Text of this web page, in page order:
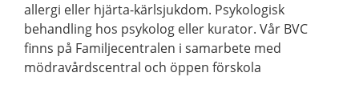
allergi eller hjärta-kärlsjukdom. Psykologisk
behandling hos psykolog eller kurator. Vår BVC
finns på Familjecentralen i samarbete med
mödravårdscentral och öppen förskola